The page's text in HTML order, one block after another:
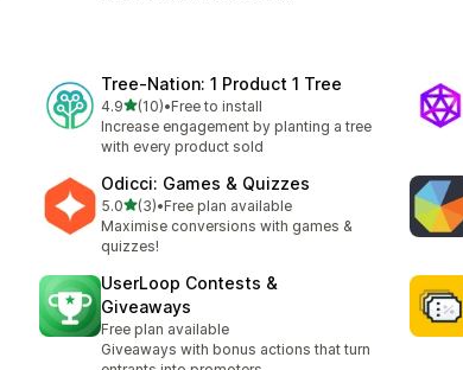
Tree‑Nation: 1 Product 1 Tree
4.95つ星中
(10)
合計レビュー数：10件
•Free to install
Increase engagement by planting a tree
with every product sold
Odicci: Games & Quizzes
5.05つ星中
(3)
合計レビュー数：3件
•Free plan available
Maximise conversions with games &
quizzes!
UserLoop Contests &
Giveaways
Free plan available
Giveaways with bonus actions that turn